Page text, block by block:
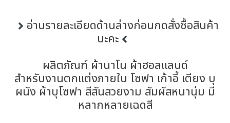
อ่านรายละเอียดด้านล่างก่อนกดสั่งซื้อสินค้า
นะคะ
ผลิตภัณฑ์ ผ้านาโน ผ้าฮอลแลนด์
สำหรับงานตกแต่งภายใน โซฟา เก้าอี้ เตียง บุ
ผนัง ผ้าบุโซฟา สีสันสวยงาม สัมผัสหนานุ่ม มี
หลากหลายเฉดสี